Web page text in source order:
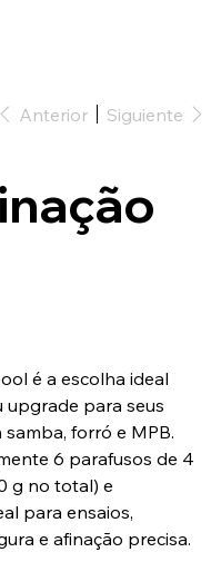
Anterior Siguiente
é a escolha ideal
upgrade para seus
forró e MPB.
6 parafusos de 4
g no total) e
para ensaios,
e afinação precisa.